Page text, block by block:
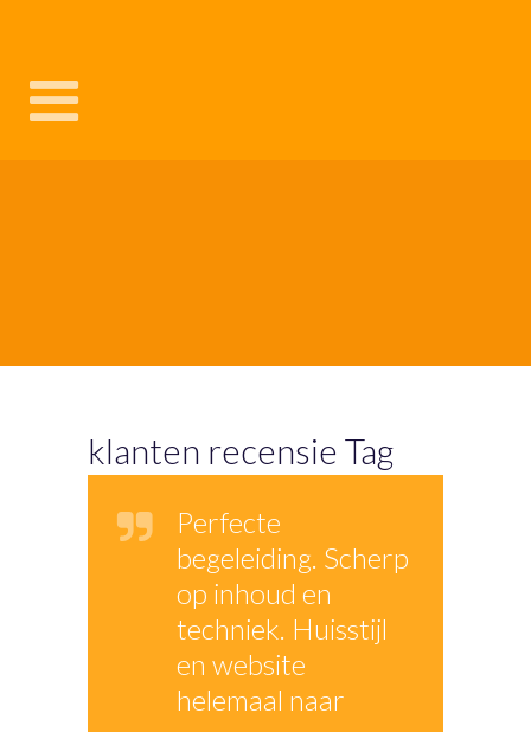
klanten recensie Tag
Perfecte
begeleiding. Scherp
op inhoud en
techniek. Huisstijl
en website
helemaal naar